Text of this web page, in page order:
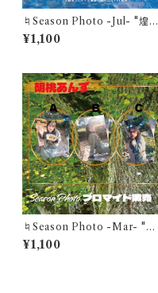
♮Season Photo -Jul- "煌め
くこの一瞬が 夏色に溶けてい
く"美兎ありすブロマイド(1セット
¥1,100
♮Season Photo -Mar- "ひ
だまりのピクニック"胡桃あんず
ブロマイド(1セット3枚)
¥1,100